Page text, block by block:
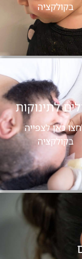
בקולקציה
לתינוקות
כאן לצפייה
בקולקציה